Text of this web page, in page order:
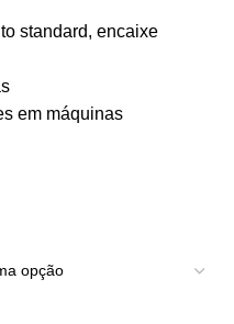
standard, encaixe
em máquinas